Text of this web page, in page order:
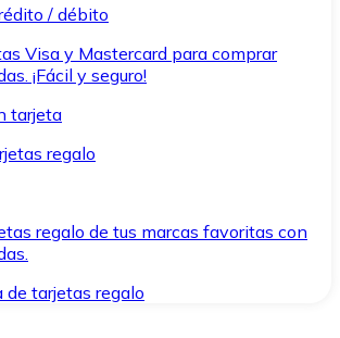
/ débito
Visa y Mastercard para comprar
¡Fácil y seguro!
tarjeta
regalo
regalo de tus marcas favoritas con
de tarjetas regalo